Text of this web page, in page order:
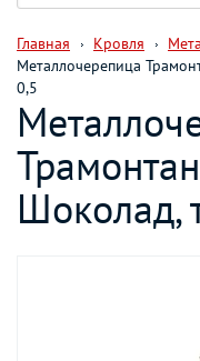
Главная Кровля
Металлочерепица
0,5
Шоколад,